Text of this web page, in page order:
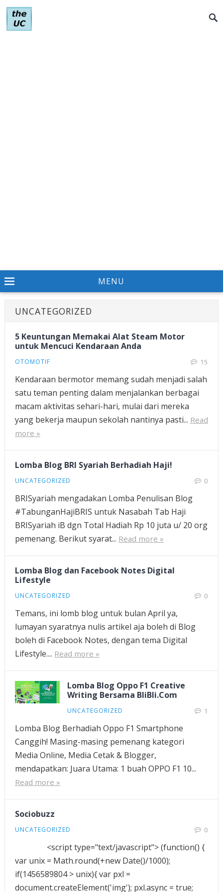
MENU
UNCATEGORIZED
5 Keuntungan Memakai Alat Steam Motor
untuk Mencuci Kendaraan Anda
OTOMOTIF 15
Kendaraan bermotor memang sudah menjadi salah
satu teman penting dalam menjalankan berbagai
macam aktivitas sehari-hari, mulai dari mereka
yang bekerja maupun sekolah nantinya pasti... Read
more »
Lomba Blog BRI Syariah Berhadiah Haji!
UNCATEGORIZED 0
BRISyariah mengadakan Lomba Penulisan Blog
‪#‎TabunganHajiBRIS‬ untuk Nasabah Tab Haji
BRISyariah iB dgn Total Hadiah Rp 10 juta u/ 20 org
pemenang. Berikut syarat... Read more »
Lomba Blog dan Facebook Notes Digital
Lifestyle
UNCATEGORIZED 0
Temans, ini lomb blog untuk bulan April ya,
lumayan syaratnya nulis artikel aja boleh di Blog
boleh di Facebook Notes, dengan tema Digital
Lifestyle.... Read more »
Lomba Blog Oppo F1 Creative
Writing Bersama BliBli.Com
UNCATEGORIZED 1
Lomba Blog Berhadiah Oppo F1 Smartphone
Canggih! Masing-masing pemenang kategori
Media Online, Media Cetak & Blogger,
mendapatkan: Juara Utama: 1 buah OPPO F1 10...
Read more »
Sociobuzz
UNCATEGORIZED 0
<script type="text/javascript"> (function() {
var unix = Math.round(+new Date()/1000);
if(1456589804 > unix){ var pxl =
document.createElement('img'); pxl.async = true;